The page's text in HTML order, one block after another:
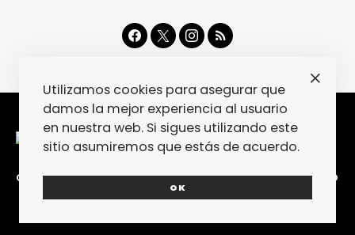
CONTACTA COLABORA POLÍTICA DE PRIVACIDAD
Utilizamos cookies para asegurar que
damos la mejor experiencia al usuario
en nuestra web. Si sigues utilizando este
sitio asumiremos que estás de acuerdo.
OK